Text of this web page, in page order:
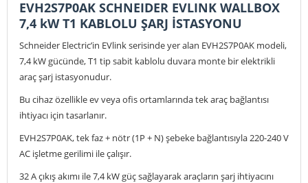
EVH2S7P0AK SCHNEIDER EVLINK WALLBOX
7,4 kW T1 KABLOLU ŞARJ İSTASYONU
Schneider Electric’in EVlink serisinde yer alan EVH2S7P0AK modeli,
7,4 kW gücünde, T1 tip sabit kablolu duvara monte bir elektrikli
araç şarj istasyonudur.
Bu cihaz özellikle ev veya ofis ortamlarında tek araç bağlantısı
ihtiyacı için tasarlanır.
EVH2S7P0AK, tek faz + nötr (1P + N) şebeke bağlantısıyla 220-240 V
AC işletme gerilimi ile çalışır.
32 A çıkış akımı ile 7,4 kW güç sağlayarak araçların şarj ihtiyacını